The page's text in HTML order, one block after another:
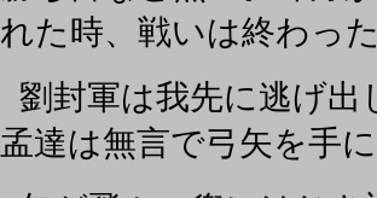
れた時、戦いは終わっ
劉封軍は我先に逃げ
孟達は無言で弓矢を手